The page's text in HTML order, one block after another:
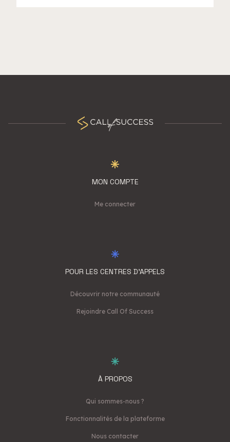
MON COMPTE
Me connecter
POUR LES CENTRES D'APPELS
Découvrir notre communauté
Rejoindre Call Of Success
À PROPOS
Qui sommes-nous ?
Fonctionnalités de la plateforme
Nous contacter